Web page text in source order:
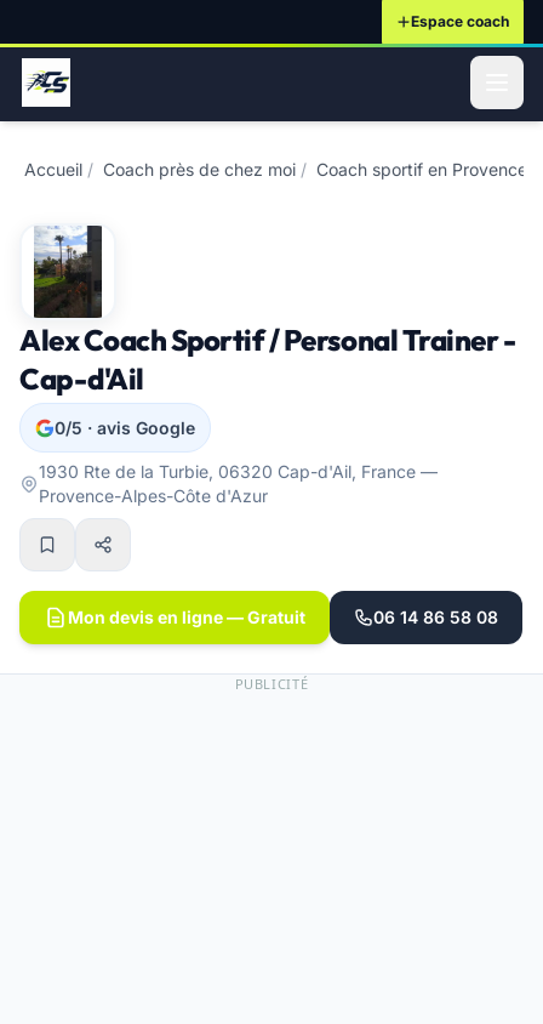
Espace coach
Accueil / Coach près de chez moi / Coach sportif en
Alex Coach Sportif / Personal Trainer -
Cap-d'Ail
0/5 · avis Google
1930 Rte de la Turbie, 06320 Cap-d'Ail, France —
Provence-Alpes-Côte d'Azur
Mon devis en ligne — Gratuit 06 14 86 58 08
PUBLICITÉ